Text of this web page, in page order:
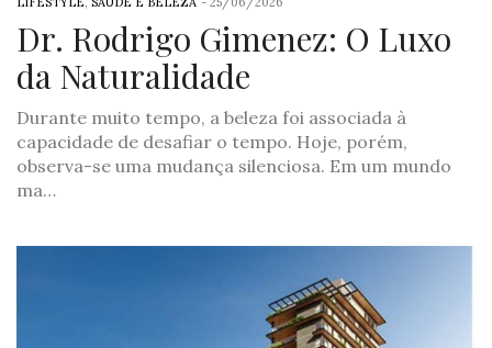
Dr. Rodrigo Gimenez: O Luxo
da Naturalidade
Durante muito tempo, a beleza foi associada à
capacidade de desafiar o tempo. Hoje, porém,
observa-se uma mudança silenciosa. Em um mundo
ma…